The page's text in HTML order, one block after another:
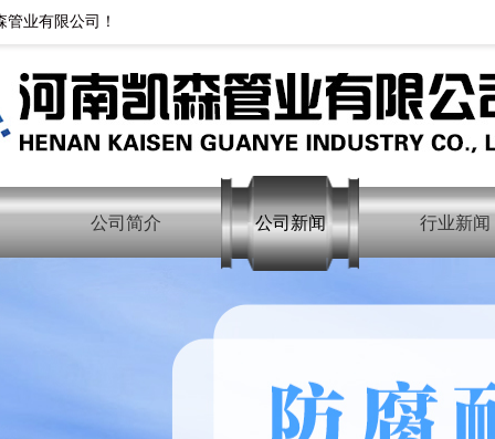
业有限公司！
公司简介 公司新闻 行业新闻